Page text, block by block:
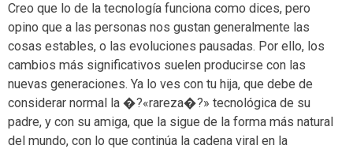
Creo que lo de la tecnología funciona como dices, pero
opino que a las personas nos gustan generalmente las
cosas estables, o las evoluciones pausadas. Por ello, los
cambios más significativos suelen producirse con las
nuevas generaciones. Ya lo ves con tu hija, que debe de
considerar normal la �?«rareza�?» tecnológica de su
padre, y con su amiga, que la sigue de la forma más natural
del mundo, con lo que continúa la cadena viral en la